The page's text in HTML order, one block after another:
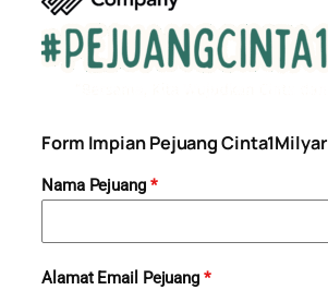
Form Impian Pejuang Cinta1Milyar
Nama Pejuang *
Alamat Email Pejuang *